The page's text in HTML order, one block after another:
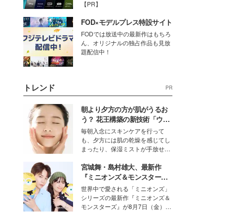
【PR】
FOD×モデルプレス特設サイト
FODでは放送中の最新作はもちろ
ん、オリジナルの独占作品も見放
題配信中！
トレンド PR
朝より夕方の方が肌がうるお
う？ 花王構築の新技術「ウォ
ーターキャプチャリングスキ
ン（捕水肌）」がスキンケア
の常識を変える予感
毎朝入念にスキンケアを行って
も、夕方には肌の乾燥を感じてし
まったり、保湿ミストが手放せな
な美容の常識を大きく変える可能
性を秘めた、革新的な「Water
Capturing Skin（ウォーターキャ
プチャリングスキン：捕水肌）」
技術を、花王が構築した。
宮城舞・島村雄大、最新作
『ミニオンズ＆モンスター
ズ』の魅力熱弁 ハチャメチャ
だけじゃない“友情と絆”に感
動
世界中で愛される「ミニオンズ」
シリーズの最新作『ミニオンズ＆
モンスターズ』が8月7日（金）に